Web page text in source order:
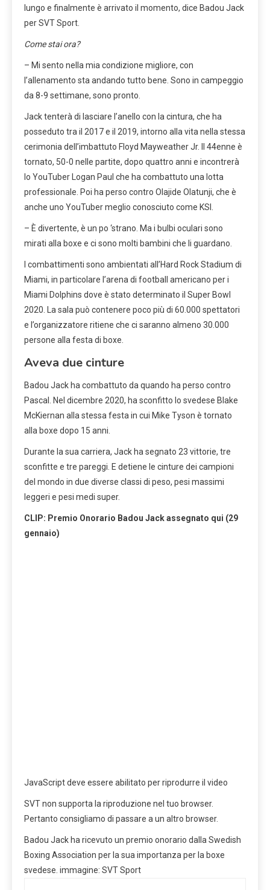
lungo e finalmente è arrivato il momento, dice Badou Jack
per SVT Sport.
Come stai ora?
– Mi sento nella mia condizione migliore, con
l’allenamento sta andando tutto bene. Sono in campeggio
da 8-9 settimane, sono pronto.
Jack tenterà di lasciare l’anello con la cintura, che ha
posseduto tra il 2017 e il 2019, intorno alla vita nella stessa
cerimonia dell’imbattuto Floyd Mayweather Jr. Il 44enne è
tornato, 50-0 nelle partite, dopo quattro anni e incontrerà
lo YouTuber Logan Paul che ha combattuto una lotta
professionale. Poi ha perso contro Olajide Olatunji, che è
anche uno YouTuber meglio conosciuto come KSI.
– È divertente, è un po ‘strano. Ma i bulbi oculari sono
mirati alla boxe e ci sono molti bambini che li guardano.
I combattimenti sono ambientati all’Hard Rock Stadium di
Miami, in particolare l’arena di football americano per i
Miami Dolphins dove è stato determinato il Super Bowl
2020. La sala può contenere poco più di 60.000 spettatori
e l’organizzatore ritiene che ci saranno almeno 30.000
persone alla festa di boxe.
Aveva due cinture
Badou Jack ha combattuto da quando ha perso contro
Pascal. Nel dicembre 2020, ha sconfitto lo svedese Blake
McKiernan alla stessa festa in cui Mike Tyson è tornato
alla boxe dopo 15 anni.
Durante la sua carriera, Jack ha segnato 23 vittorie, tre
sconfitte e tre pareggi. E detiene le cinture dei campioni
del mondo in due diverse classi di peso, pesi massimi
leggeri e pesi medi super.
CLIP: Premio Onorario Badou Jack assegnato qui (29
gennaio)
JavaScript deve essere abilitato per riprodurre il video
SVT non supporta la riproduzione nel tuo browser.
Pertanto consigliamo di passare a un altro browser.
Badou Jack ha ricevuto un premio onorario dalla Swedish
Boxing Association per la sua importanza per la boxe
svedese. immagine: SVT Sport